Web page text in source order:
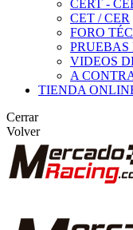
CERT -
CET / CER
FORO
VIDEOS
A
TIENDA
Cerrar
Volver